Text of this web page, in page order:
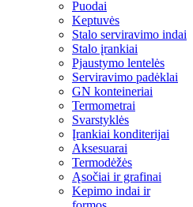
Puodai
Keptuvės
Stalo serviravimo indai
Stalo įrankiai
Pjaustymo lentelės
Serviravimo padėklai
GN konteineriai
Termometrai
Svarstyklės
Įrankiai konditerijai
Aksesuarai
Termodėžės
Ąsočiai ir grafinai
Kepimo indai ir